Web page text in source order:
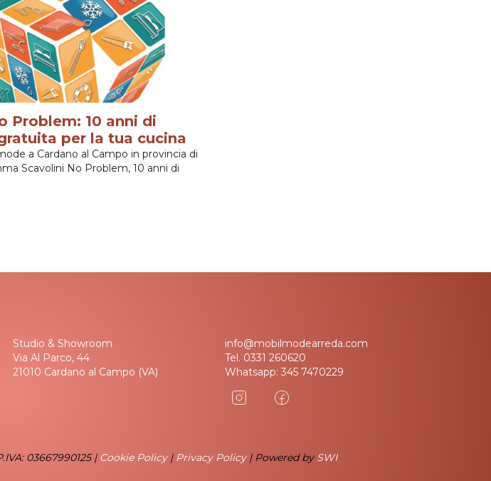
Problem: 10 anni di
per la tua cucina
a Cardano al Campo in provincia di
Scavolini No Problem, 10 anni di
Studio & Showroom
Via Al Parco, 44
21010 Cardano al Campo (VA)
info@mobilmodearreda.com
Tel. 0331 260620
Whatsapp: 345 7470229
03667990125 | Cookie Policy| Privacy Policy| Powered by SWI